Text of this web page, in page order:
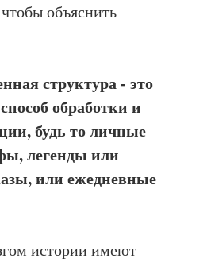
объяснить
структура - это
обработки и
будь то личные
легенды или
или ежедневные
истории имеют